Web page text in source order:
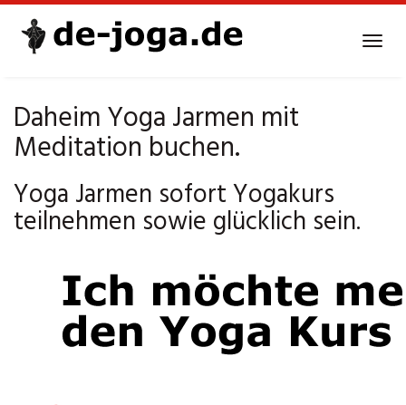
Daheim Yoga Jarmen mit
Meditation buchen.
Yoga Jarmen sofort Yogakurs
teilnehmen sowie glücklich sein.